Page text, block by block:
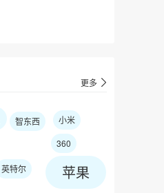
更多
智东西
小米
360
英特尔 苹果